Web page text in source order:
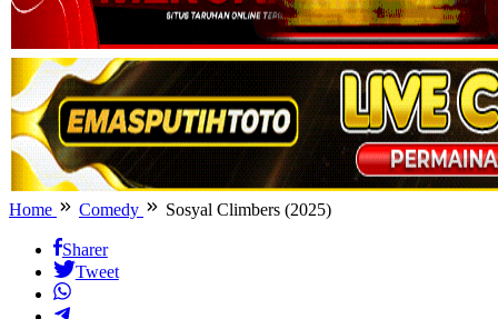
Home Comedy Sosyal Climbers (2025)
Sharer
Tweet